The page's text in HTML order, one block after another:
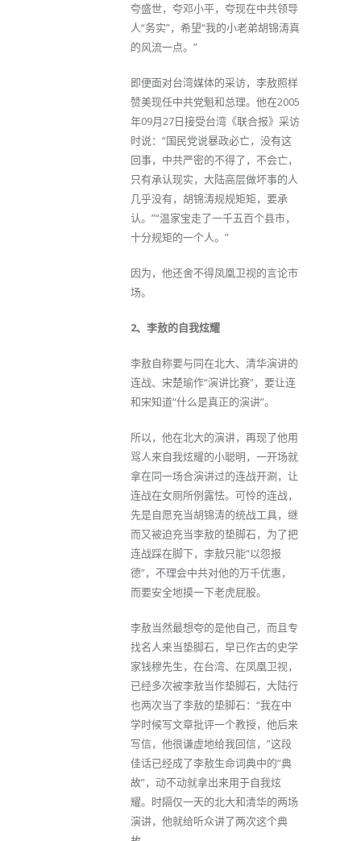
夸盛世，夸邓小平，夸现在中共领导
人“务实”，希望“我的小老弟胡锦涛真
的风流一点。”
即便面对台湾媒体的采访，李敖照样
赞美现任中共党魁和总理。他在2005
年09月27日接受台湾《联合报》采访
时说：“国民党说暴政必亡，没有这
回事，中共严密的不得了，不会亡，
只有承认现实，大陆高层做坏事的人
几乎没有，胡锦涛规规矩矩，要承
认。”“温家宝走了一千五百个县市，
十分规矩的一个人。”
因为，他还舍不得凤凰卫视的言论市
场。
2、李敖的自我炫耀
李敖自称要与同在北大、清华演讲的
连战、宋楚瑜作“演讲比赛”，要让连
和宋知道“什么是真正的演讲”。
所以，他在北大的演讲，再现了他用
骂人来自我炫耀的小聪明，一开场就
拿在同一场合演讲过的连战开涮，让
连战在女厕所例露怯。可怜的连战，
先是自愿充当胡锦涛的统战工具，继
而又被迫充当李敖的垫脚石，为了把
连战踩在脚下，李敖只能“以怨报
德”，不理会中共对他的万千优惠，
而要安全地摸一下老虎屁股。
李敖当然最想夸的是他自己，而且专
找名人来当垫脚石，早已作古的史学
家钱穆先生，在台湾、在凤凰卫视，
已经多次被李敖当作垫脚石，大陆行
也两次当了李敖的垫脚石：“我在中
学时候写文章批评一个教授，他后来
写信，他很谦虚地给我回信，”这段
佳话已经成了李敖生命词典中的“典
故”，动不动就拿出来用于自我炫
耀。时隔仅一天的北大和清华的两场
演讲，他就给听众讲了两次这个典